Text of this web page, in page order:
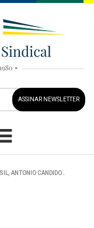
ASSINAR NEWSLETTER
ANTONIO CANDIDO